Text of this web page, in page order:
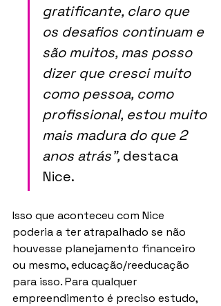
gratificante, claro que
os desafios continuam e
são muitos, mas posso
dizer que cresci muito
como pessoa, como
profissional, estou muito
mais madura do que 2
anos atrás”, destaca
Nice.
Isso que aconteceu com Nice
poderia a ter atrapalhado se não
houvesse planejamento financeiro
ou mesmo, educação/reeducação
para isso. Para qualquer
empreendimento é preciso estudo,